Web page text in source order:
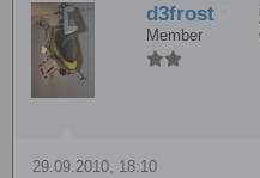
d3frost
Member
29.09.2010, 18:10